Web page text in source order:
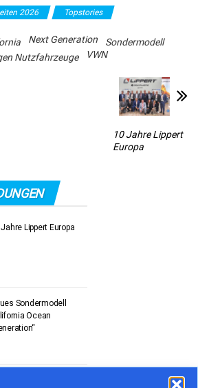
2026 Topstories
Next Generation
Sondermodell
Nutzfahrzeuge VWN
10 Jahre Lippert
Europa
Lippert Europa
Sondermodell
Ocean